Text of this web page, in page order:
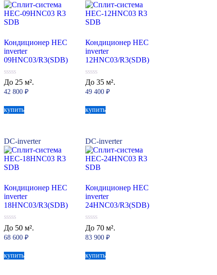
Кондиционер HEC
inverter
09HNC03/R3(SDB)
0
из
5
До 25 м².
42 800 ₽
купить
Кондиционер HEC
inverter
12HNC03/R3(SDB)
0
из
5
До 35 м².
49 400₽
купить
DC-inverter
Кондиционер HEC
inverter
18HNC03/R3(SDB)
0
из
5
До 50 м².
68 600 ₽
купить
DC-inverter
Кондиционер HEC
inverter
24HNC03/R3(SDB)
0
из
5
До 70 м².
83 900₽
купить